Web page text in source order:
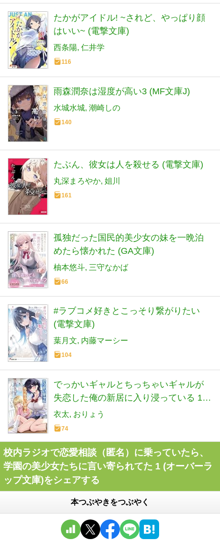
たかがアイドル! ~されど、やっぱり顔
はいい~ (電撃文庫)
西条陽 仁井学
116
雨森潤奈は湿度が高い3 (MF文庫J)
水城水城 潮崎しの
140
たぶん、彼女は人を殺せる (電撃文庫)
丸深まろやか 姐川
161
孤独だった国民的美少女の妹を一晩泊
めたら懐かれた (GA文庫)
柚本悠斗 三守なかば
66
#ラブコメ好きとこっそり繋がりたい
(電撃文庫)
葉月文 内藤マーシー
104
でっかいギャルとちっちゃいギャルが
失恋した俺の新居に入り浸っている 1
(HJ文庫 き 05-01-01)
衣太 おりょう
74
校内ラジオで恋愛相談（匿名）に乗っていたら、
学園の美少女たちに言い寄られてた 1 (オーバーラ
ップ文庫)をシェアする
本つぶやきをつぶやく